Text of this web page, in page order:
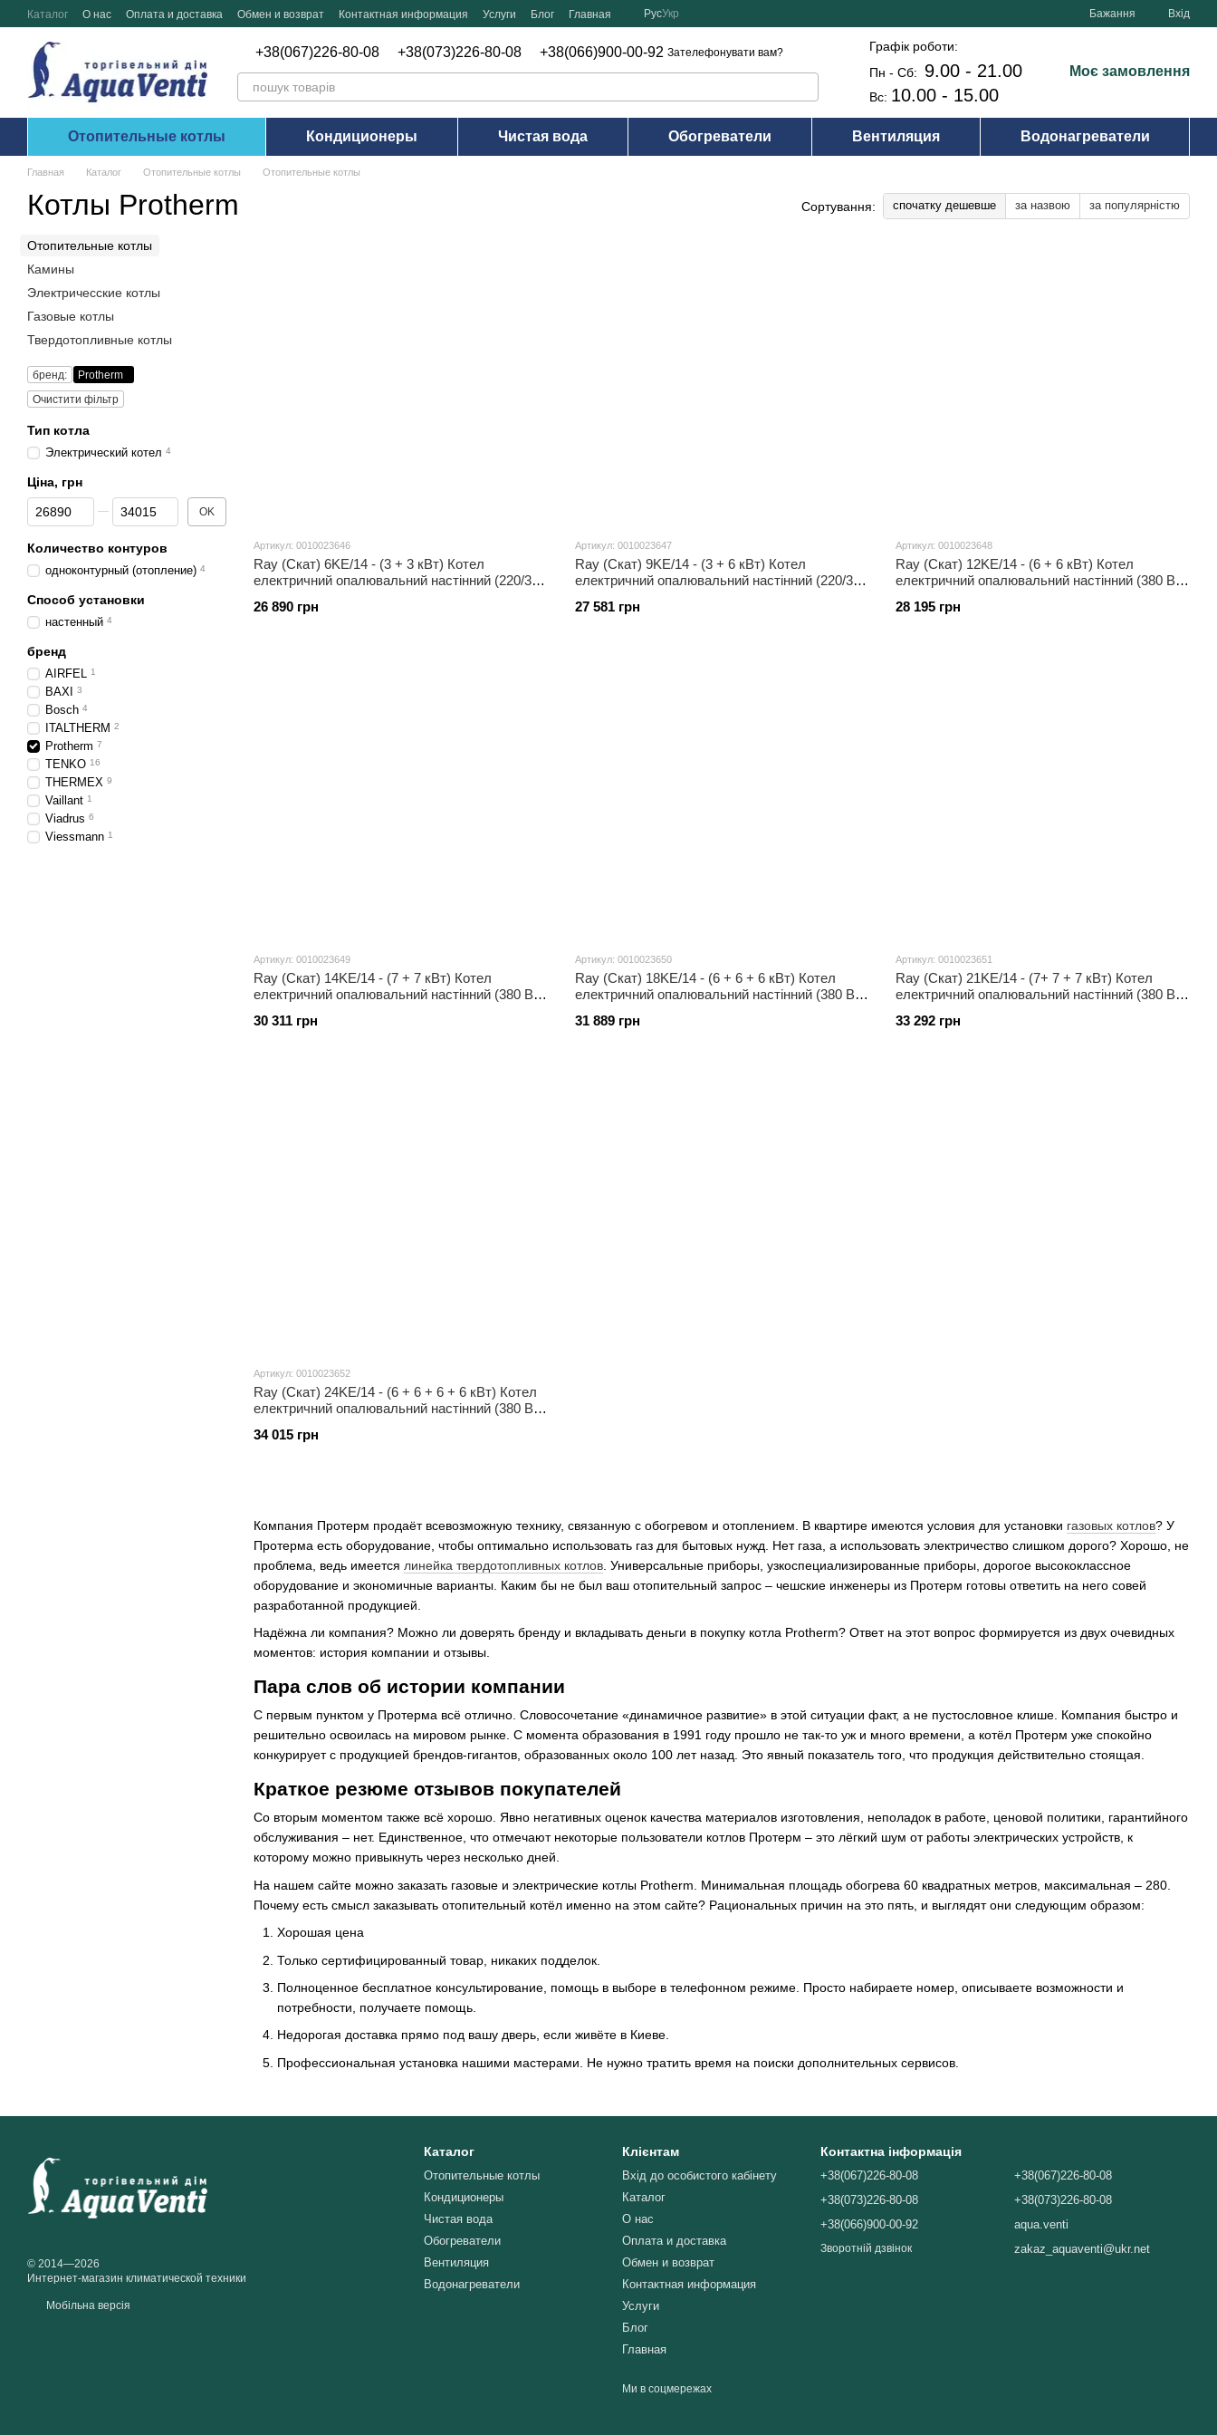
Перейти к основному контенту
Каталог О нас Оплата и доставка Обмен и возврат Контактная информация Услуги Блог Главная РусУкр Бажання Вхід
+38(067)226-80-08 +38(073)226-80-08 +38(066)900-00-92 Зателефонувати вам?
Графік роботи:
Пн - Сб: 9.00 - 21.00
Вс: 10.00 - 15.00
Моє замовлення
Отопительные котлы Кондиционеры Чистая вода Обогреватели Вентиляция Водонагреватели
Главная Каталог Отопительные котлы Отопительные котлы
Котлы Protherm Сортування: спочатку дешевше за назвою за популярністю
Компания Протерм продаёт всевозможную технику, связанную с обогревом и отоплением. В квартире имеются условия для установки газовых котлов? У
Протерма есть оборудование, чтобы оптимально использовать газ для бытовых нужд. Нет газа, а использовать электричество слишком дорого? Хорошо, не
проблема, ведь имеется линейка твердотопливных котлов . Универсальные приборы, узкоспециализированные приборы, дорогое высококлассное
оборудование и экономичные варианты. Каким бы не был ваш отопительный запрос – чешские инженеры из Протерм готовы ответить на него совей
разработанной продукцией.
Надёжна ли компания? Можно ли доверять бренду и вкладывать деньги в покупку котла Protherm? Ответ на этот вопрос формируется из двух очевидных
моментов: история компании и отзывы.
Пара слов об истории компании
С первым пунктом у Протерма всё отлично. Словосочетание «динамичное развитие» в этой ситуации факт, а не пустословное клише. Компания быстро и
решительно освоилась на мировом рынке. С момента образования в 1991 году прошло не так-то уж и много времени, а котёл Протерм уже спокойно
конкурирует с продукцией брендов-гигантов, образованных около 100 лет назад. Это явный показатель того, что продукция действительно стоящая.
Краткое резюме отзывов покупателей
Со вторым моментом также всё хорошо. Явно негативных оценок качества материалов изготовления, неполадок в работе, ценовой политики, гарантийного
обслуживания – нет. Единственное, что отмечают некоторые пользователи котлов Протерм – это лёгкий шум от работы электрических устройств, к
которому можно привыкнуть через несколько дней.
На нашем сайте можно заказать газовые и электрические котлы Protherm. Минимальная площадь обогрева 60 квадратных метров, максимальная – 280.
Почему есть смысл заказывать отопительный котёл именно на этом сайте? Рациональных причин на это пять, и выглядят они следующим образом:
Хорошая цена
Только сертифицированный товар, никаких подделок.
Полноценное бесплатное консультирование, помощь в выборе в телефонном режиме. Просто набираете номер, описываете возможности и
потребности, получаете помощь.
Недорогая доставка прямо под вашу дверь, если живёте в Киеве.
Профессиональная установка нашими мастерами. Не нужно тратить время на поиски дополнительных сервисов.
Артикул: 0010023646
Ray (Скат) 6KE/14 - (3 + 3 кВт) Котел
електричний опалювальний настінний (220/380
26 890 грн
Артикул: 0010023647
Ray (Скат) 9KE/14 - (3 + 6 кВт) Котел
електричний опалювальний настінний (220/380
27 581 грн
Артикул: 0010023648
Ray (Скат) 12KE/14 - (6 + 6 кВт) Котел
електричний опалювальний настінний (380 В)
28 195 грн
Артикул: 0010023649
Ray (Скат) 14KE/14 - (7 + 7 кВт) Котел
електричний опалювальний настінний (380 В)
30 311 грн
Артикул: 0010023650
Ray (Скат) 18KE/14 - (6 + 6 + 6 кВт) Котел
електричний опалювальний настінний (380 В)
31 889 грн
Артикул: 0010023651
Ray (Скат) 21KE/14 - (7+ 7 + 7 кВт) Котел
електричний опалювальний настінний (380 В)
33 292 грн
Артикул: 0010023652
Ray (Скат) 24KE/14 - (6 + 6 + 6 + 6 кВт) Котел
електричний опалювальний настінний (380 В)
34 015 грн
Отопительные котлы
Камины
Электричесские котлы
Газовые котлы
Твердотопливные котлы
бренд:
Protherm
Очистити фільтр
Тип котла
Электрический котел 4
Ціна, грн
От Ціна, грн
До Ціна, грн OK
Количество контуров
одноконтурный (отопление) 4
Способ установки
настенный 4
бренд
AIRFEL 1
BAXI 3
Bosch 4
ITALTHERM 2
Protherm 7
TENKO 16
THERMEX 9
Vaillant 1
Viadrus 6
Viessmann 1
© 2014—2026
Интернет-магазин климатической техники
Мобільна версія
Каталог
Отопительные котлы
Кондиционеры
Чистая вода
Обогреватели
Вентиляция
Водонагреватели
Клієнтам
Вхід до особистого кабінету
Каталог
О нас
Оплата и доставка
Обмен и возврат
Контактная информация
Услуги
Блог
Главная
Ми в соцмережах
Контактна інформація
+38(067)226-80-08
+38(073)226-80-08
+38(066)900-00-92
Зворотній дзвінок
+38(067)226-80-08
+38(073)226-80-08
aqua.venti
zakaz_aquaventi@ukr.net